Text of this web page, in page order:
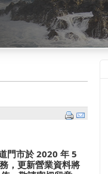
門市於 2020 年 5
，更新營業資料將